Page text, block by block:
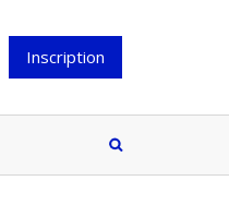
Inscription